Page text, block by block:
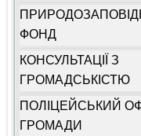
ФОНД
КОНСУЛЬТАЦІЇ З
ГРОМАДСЬКІСТЮ
ПОЛІЦЕЙСЬКИЙ
ГРОМАДИ